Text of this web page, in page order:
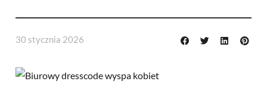
30 stycznia 2026